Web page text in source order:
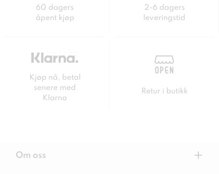
60 dagers
åpent kjøp
2-6 dagers
leveringstid
Kjøp nå, betal
senere med
Klarna
Retur i butikk
Om oss +